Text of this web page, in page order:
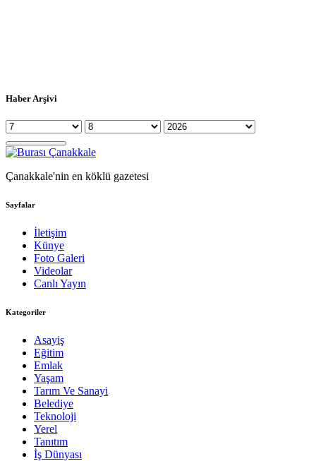
Haber Arşivi
Çanakkale'nin en köklü gazetesi
Sayfalar
İletişim
Künye
Foto Galeri
Videolar
Canlı Yayın
Kategoriler
Asayiş
Eğitim
Emlak
Yaşam
Tarım Ve Sanayi
Belediye
Teknoloji
Yerel
Tanıtım
İş Dünyası